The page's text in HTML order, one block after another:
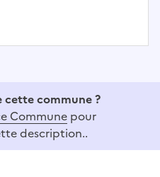
cette commune ?
Commune pour
description..